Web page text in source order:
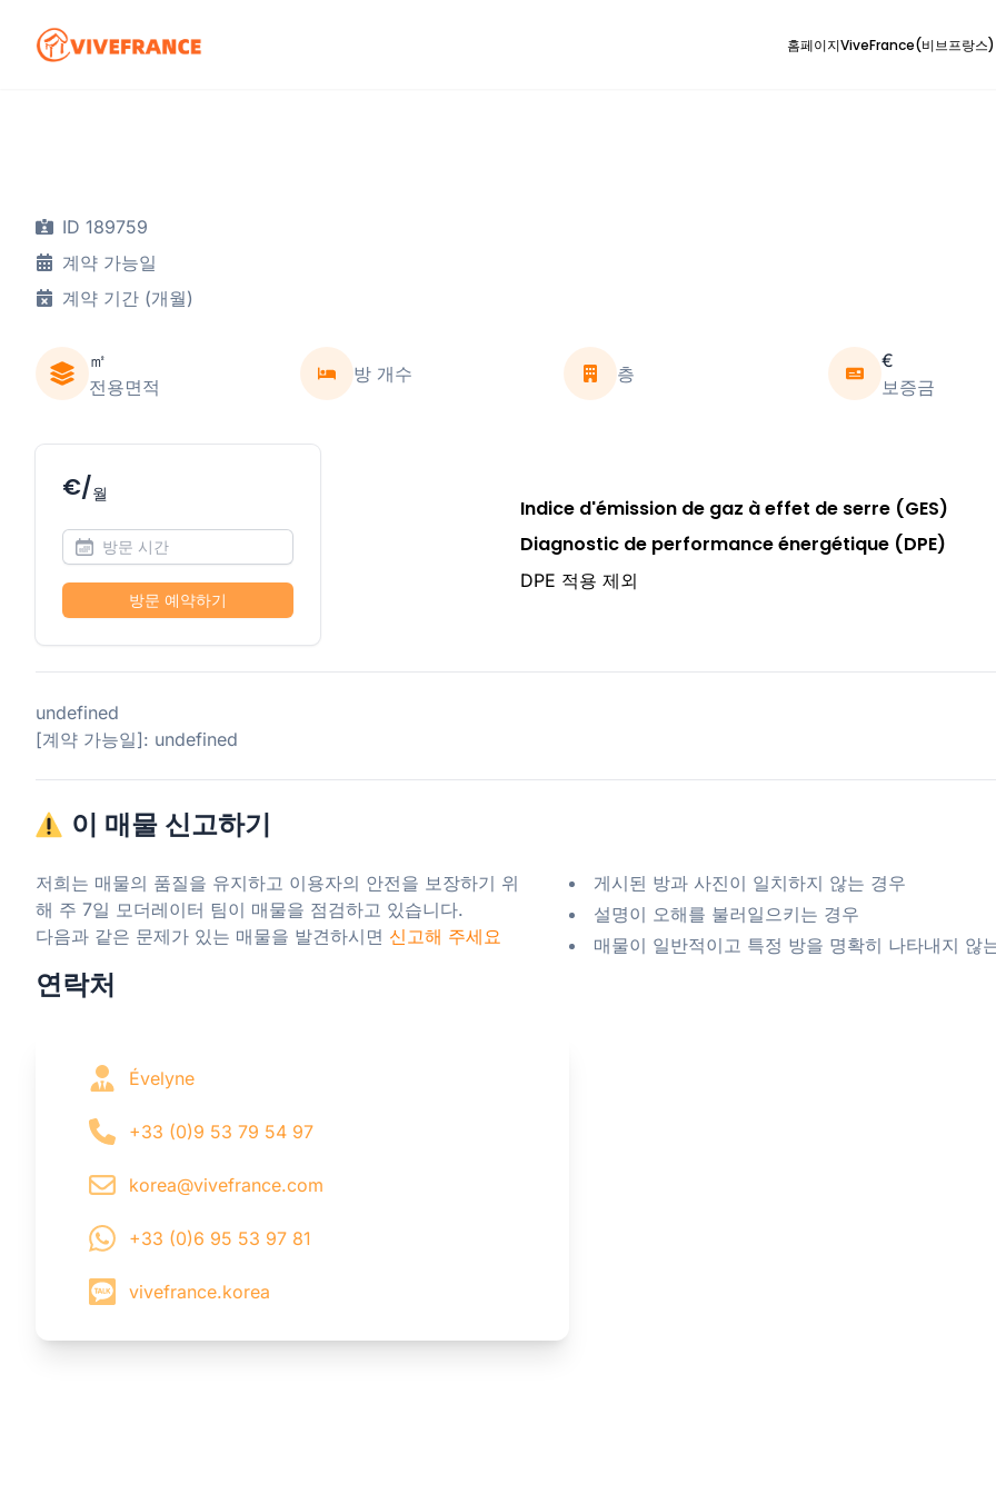
홈페이지ViveFrance(비브프랑스
ID 189759
계약 가능일
계약 기간 (개월)
㎡
전용면적
방 개수 층
€
보증금
€/월
방문 예약하기
Indice d'émission de gaz à effet de serre (GES)
Diagnostic de performance énergétique (DPE)
DPE 적용 제외
undefined
[계약 가능일]: undefined
이 매물 신고하기
저희는 매물의 품질을 유지하고 이용자의 안전을 보장하기 위
해 주 7일 모더레이터 팀이 매물을 점검하고 있습니다.
다음과 같은 문제가 있는 매물을 발견하시면 신고해 주세요
게시된 방과 사진이 일치하지 않는 경우
설명이 오해를 불러일으키는 경우
매물이 일반적이고 특정 방을 명확히 나타내지 않
연락처
Évelyne
+33 (0)9 53 79 54 97
korea@vivefrance.com
+33 (0)6 95 53 97 81
vivefrance.korea